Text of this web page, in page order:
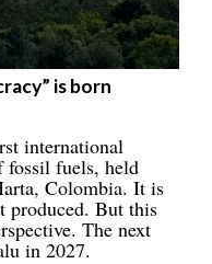
is born
international
fossil fuels, held
Colombia. It is
produced. But this
The next
in 2027.